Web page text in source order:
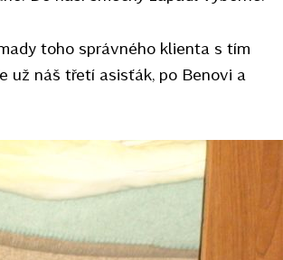
toho správného klienta s tím
už náš třetí asisťák, po Benovi a